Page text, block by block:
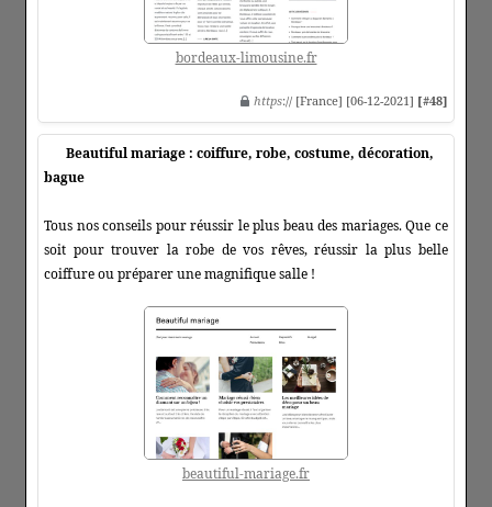
bordeaux-limousine.fr
https:// [France] [06-12-2021] [#48]
Beautiful mariage : coiffure, robe, costume, décoration,
bague
Tous nos conseils pour réussir le plus beau des mariages. Que ce
soit pour trouver la robe de vos rêves, réussir la plus belle
coiffure ou préparer une magnifique salle !
beautiful-mariage.fr